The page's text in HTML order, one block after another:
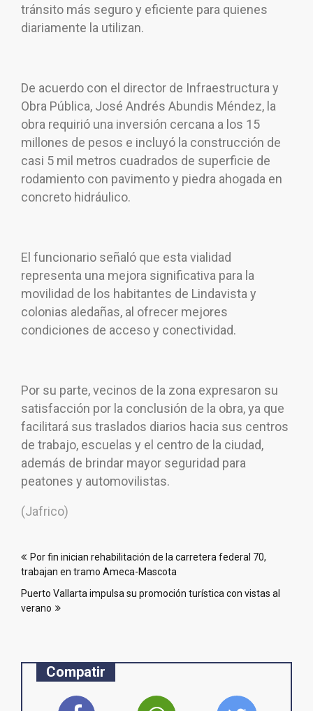
tránsito más seguro y eficiente para quienes
diariamente la utilizan.
De acuerdo con el director de Infraestructura y
Obra Pública, José Andrés Abundis Méndez, la
obra requirió una inversión cercana a los 15
millones de pesos e incluyó la construcción de
casi 5 mil metros cuadrados de superficie de
rodamiento con pavimento y piedra ahogada en
concreto hidráulico.
El funcionario señaló que esta vialidad
representa una mejora significativa para la
movilidad de los habitantes de Lindavista y
colonias aledañas, al ofrecer mejores
condiciones de acceso y conectividad.
Por su parte, vecinos de la zona expresaron su
satisfacción por la conclusión de la obra, ya que
facilitará sus traslados diarios hacia sus centros
de trabajo, escuelas y el centro de la ciudad,
además de brindar mayor seguridad para
peatones y automovilistas.
(Jafrico)
de
entradas
Por fin inician rehabilitación de la carretera federal 70,
trabajan en tramo Ameca-Mascota
Puerto Vallarta impulsa su promoción turística con vistas al
verano
Compatir